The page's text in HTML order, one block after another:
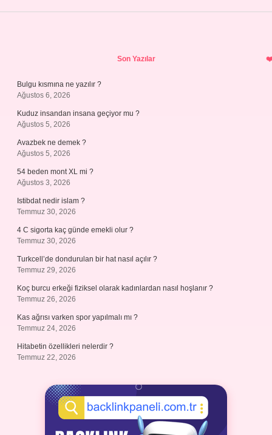
Son Yazılar
Bulgu kısmına ne yazılır ?
Ağustos 6, 2026
Kuduz insandan insana geçiyor mu ?
Ağustos 5, 2026
Avazbek ne demek ?
Ağustos 5, 2026
54 beden mont XL mi ?
Ağustos 3, 2026
Istibdat nedir islam ?
Temmuz 30, 2026
4 C sigorta kaç günde emekli olur ?
Temmuz 30, 2026
Turkcell’de dondurulan bir hat nasıl açılır ?
Temmuz 29, 2026
Koç burcu erkeği fiziksel olarak kadınlardan nasıl hoşlanır ?
Temmuz 26, 2026
Kas ağrısı varken spor yapılmalı mı ?
Temmuz 24, 2026
Hitabetin özellikleri nelerdir ?
Temmuz 22, 2026